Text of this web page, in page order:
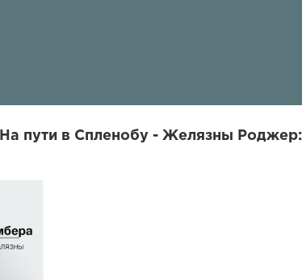
пути в Спленобу - Желязны Роджер: